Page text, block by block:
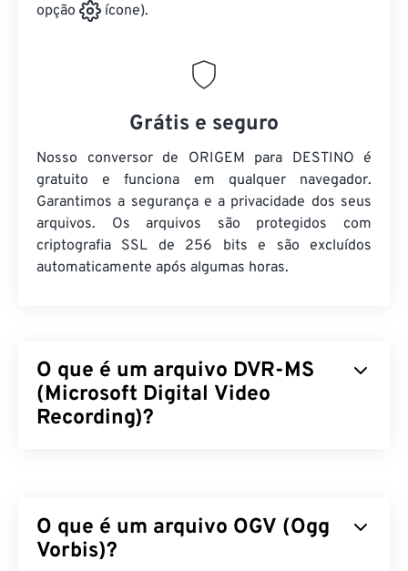
opção
ícone).
Grátis e seguro
Nosso conversor de ORIGEM para DESTINO é
gratuito e funciona em qualquer navegador.
Garantimos a segurança e a privacidade dos seus
arquivos. Os arquivos são protegidos com
criptografia SSL de 256 bits e são excluídos
automaticamente após algumas horas.
O que é um arquivo DVR-MS
(Microsoft Digital Video
Recording)?
Stream Buffer Engine (SBE). O DVR-MS é
propriedade da Microsoft, que o desenvolveu para
O que é um arquivo OGV (Ogg
Vorbis)?